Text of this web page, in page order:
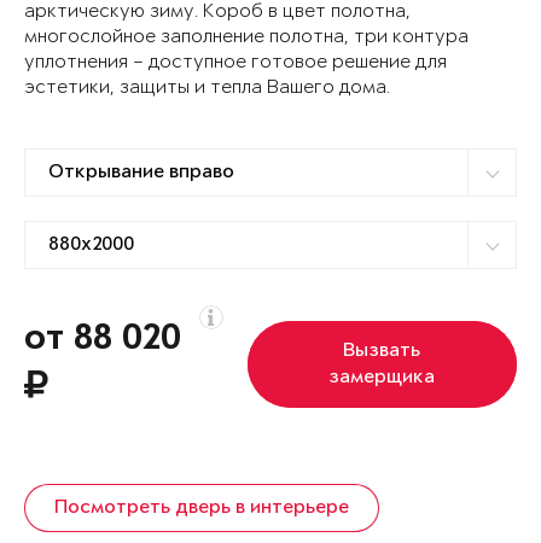
арктическую зиму. Короб в цвет полотна,
многослойное заполнение полотна, три контура
уплотнения – доступное готовое решение для
эстетики, защиты и тепла Вашего дома.
от 88 020
Вызвать
замерщика
Посмотреть дверь в интерьере